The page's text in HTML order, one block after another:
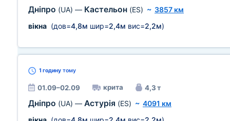
Дніпро (UA) — Кастельон (ES) ~ 3857 км
вікна (дов=4,8м шир=2,4м вис=2,2м)
1 годину тому
01.09–02.09 крита 4,3 т
Дніпро (UA) — Астурія (ES) ~ 4091 км